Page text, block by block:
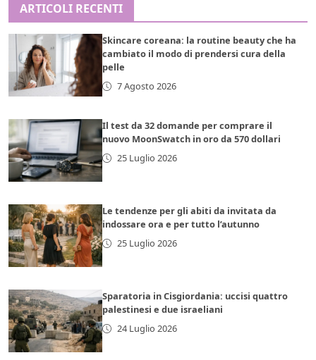
ARTICOLI RECENTI
Skincare coreana: la routine beauty che ha
cambiato il modo di prendersi cura della
pelle
7 Agosto 2026
Il test da 32 domande per comprare il
nuovo MoonSwatch in oro da 570 dollari
25 Luglio 2026
Le tendenze per gli abiti da invitata da
indossare ora e per tutto l’autunno
25 Luglio 2026
Sparatoria in Cisgiordania: uccisi quattro
palestinesi e due israeliani
24 Luglio 2026